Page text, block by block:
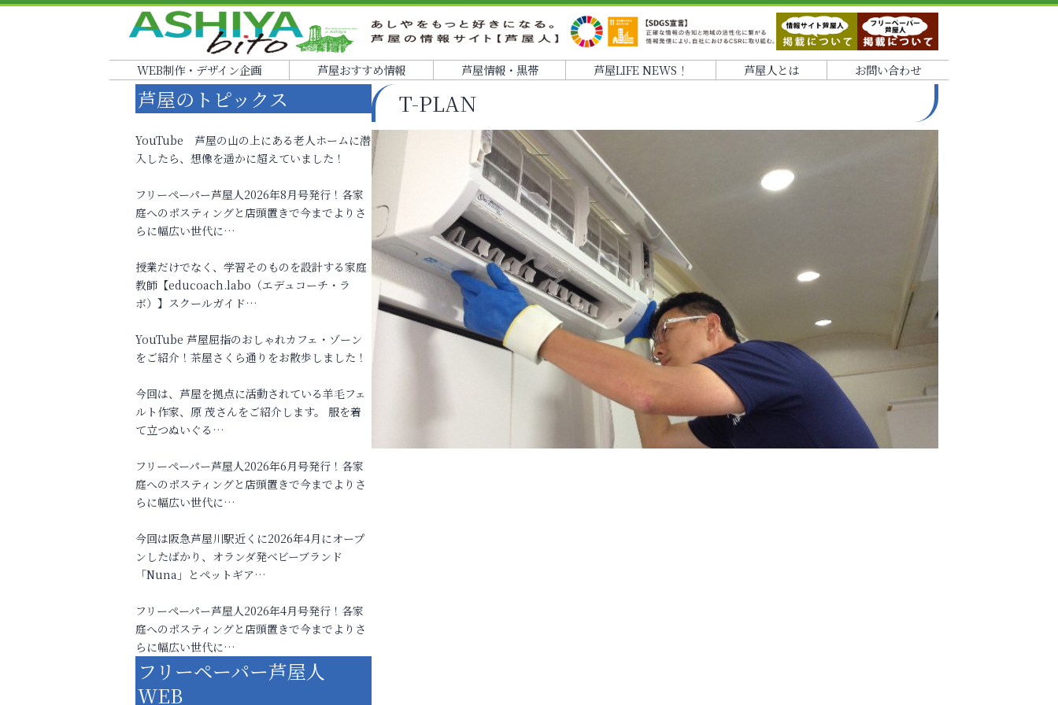
WEB制作・デザイン企画 芦屋おすすめ情報 芦屋情報・黒帯 芦屋LIFE NEWS！ 芦屋人とは お問い合わせ
T-PLAN
芦屋のトピックス
YouTube 芦屋の山の上にある老人ホームに潜
入したら、想像を遥かに超えていました！
フリーペーパー芦屋人2026年8月号発行！各家
庭へのポスティングと店頭置きで今までよりさ
らに幅広い世代に…
授業だけでなく、学習そのものを設計する家庭
教師【educoach.labo（エデュコーチ・ラ
ボ）】スクールガイド…
YouTube 芦屋屈指のおしゃれカフェ・ゾーン
をご紹介！茶屋さくら通りをお散歩しました！
今回は、芦屋を拠点に活動されている羊毛フェ
ルト作家、原 茂さんをご紹介します。 服を着
て立つぬいぐる…
フリーペーパー芦屋人2026年6月号発行！各家
庭へのポスティングと店頭置きで今までよりさ
らに幅広い世代に…
今回は阪急芦屋川駅近くに2026年4月にオープ
ンしたばかり、オランダ発ベビーブランド
「Nuna」とペットギア…
フリーペーパー芦屋人2026年4月号発行！各家
庭へのポスティングと店頭置きで今までよりさ
らに幅広い世代に…
フリーペーパー芦屋人
WEB